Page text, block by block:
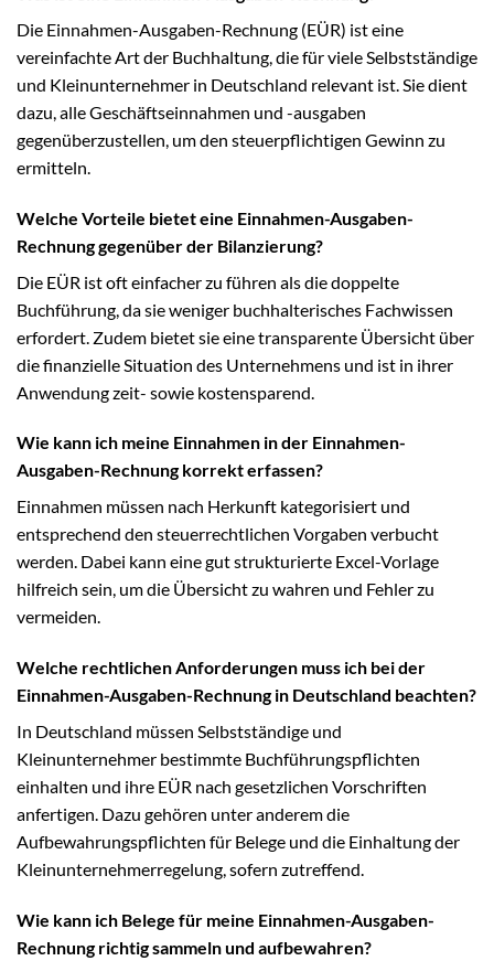
Die Einnahmen-Ausgaben-Rechnung (EÜR) ist eine
vereinfachte Art der Buchhaltung, die für viele Selbstständige
und Kleinunternehmer in Deutschland relevant ist. Sie dient
dazu, alle Geschäftseinnahmen und -ausgaben
gegenüberzustellen, um den steuerpflichtigen Gewinn zu
ermitteln.
Welche Vorteile bietet eine Einnahmen-Ausgaben-
Rechnung gegenüber der Bilanzierung?
Die EÜR ist oft einfacher zu führen als die doppelte
Buchführung, da sie weniger buchhalterisches Fachwissen
erfordert. Zudem bietet sie eine transparente Übersicht über
die finanzielle Situation des Unternehmens und ist in ihrer
Anwendung zeit- sowie kostensparend.
Wie kann ich meine Einnahmen in der Einnahmen-
Ausgaben-Rechnung korrekt erfassen?
Einnahmen müssen nach Herkunft kategorisiert und
entsprechend den steuerrechtlichen Vorgaben verbucht
werden. Dabei kann eine gut strukturierte Excel-Vorlage
hilfreich sein, um die Übersicht zu wahren und Fehler zu
vermeiden.
Welche rechtlichen Anforderungen muss ich bei der
Einnahmen-Ausgaben-Rechnung in Deutschland beachten?
In Deutschland müssen Selbstständige und
Kleinunternehmer bestimmte Buchführungspflichten
einhalten und ihre EÜR nach gesetzlichen Vorschriften
anfertigen. Dazu gehören unter anderem die
Aufbewahrungspflichten für Belege und die Einhaltung der
Kleinunternehmerregelung, sofern zutreffend.
Wie kann ich Belege für meine Einnahmen-Ausgaben-
Rechnung richtig sammeln und aufbewahren?